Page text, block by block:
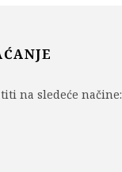
na sledeće načine: